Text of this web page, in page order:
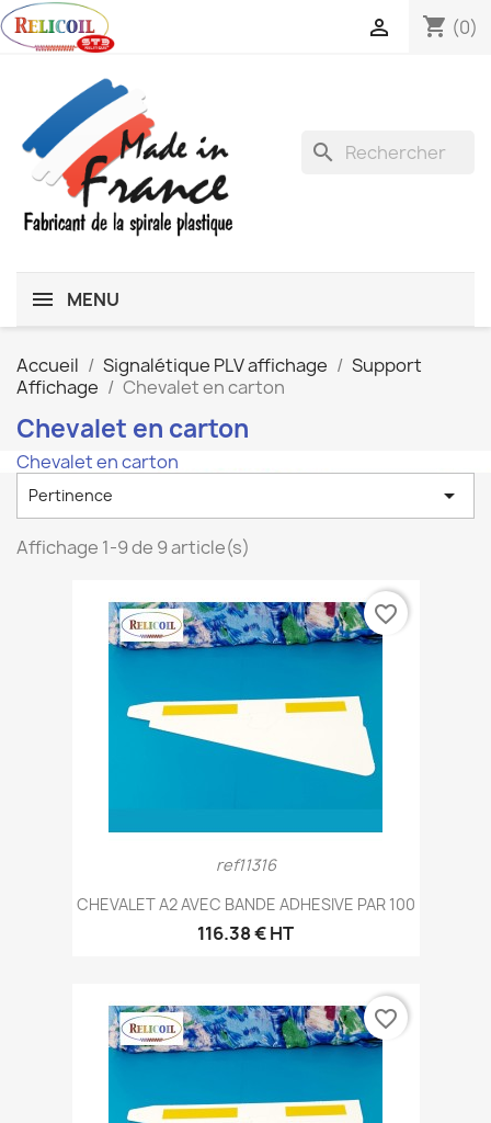
shopping_cart (0)

search
MENU
Accueil Signalétique PLV affichage
Support
Affichage
Chevalet en carton
Chevalet en carton
Chevalet en carton
Pertinence 
Affichage 1-9 de 9 article(s)
ref11316
CHEVALET A2 AVEC BANDE ADHESIVE PAR 100
116.38 € HT
favorite_border
favorite_border